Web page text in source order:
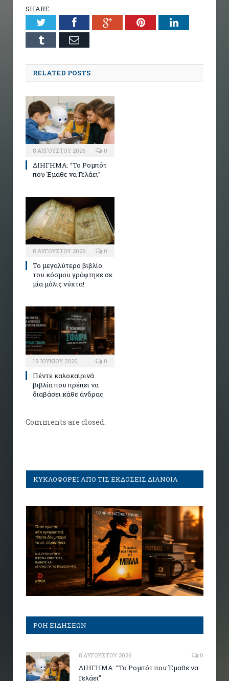
SHARE.
TwitterFacebookGoogle+PinterestLinkedIn
Tumblr Email
RELATED POSTS
8 ΑΥΓΟΎΣΤΟΥ 2026 0
ΔΙΗΓΗΜΑ: “Το Ρομπότ
που Έμαθε να Γελάει”
8 ΑΥΓΟΎΣΤΟΥ 2026 0
Το μεγαλύτερο βιβλίο
του κόσμου γράφτηκε σε
μία μόλις νύχτα!
19 ΙΟΥΝΊΟΥ 2026 0
Πέντε καλοκαιρινά
βιβλία που πρέπει να
διαβάσει κάθε άνδρας
Comments are closed.
ΚΥΚΛΟΦΟΡΕΙ ΑΠΟ ΤΙΣ ΕΚΔΟΣΕΙΣ ΔΙΑΝΟΙΑ
ΡΟΗ ΕΙΔΗΣΕΩΝ
8 ΑΥΓΟΎΣΤΟΥ 2026 0
ΔΙΗΓΗΜΑ: “Το Ρομπότ που Έμαθε να
Γελάει”